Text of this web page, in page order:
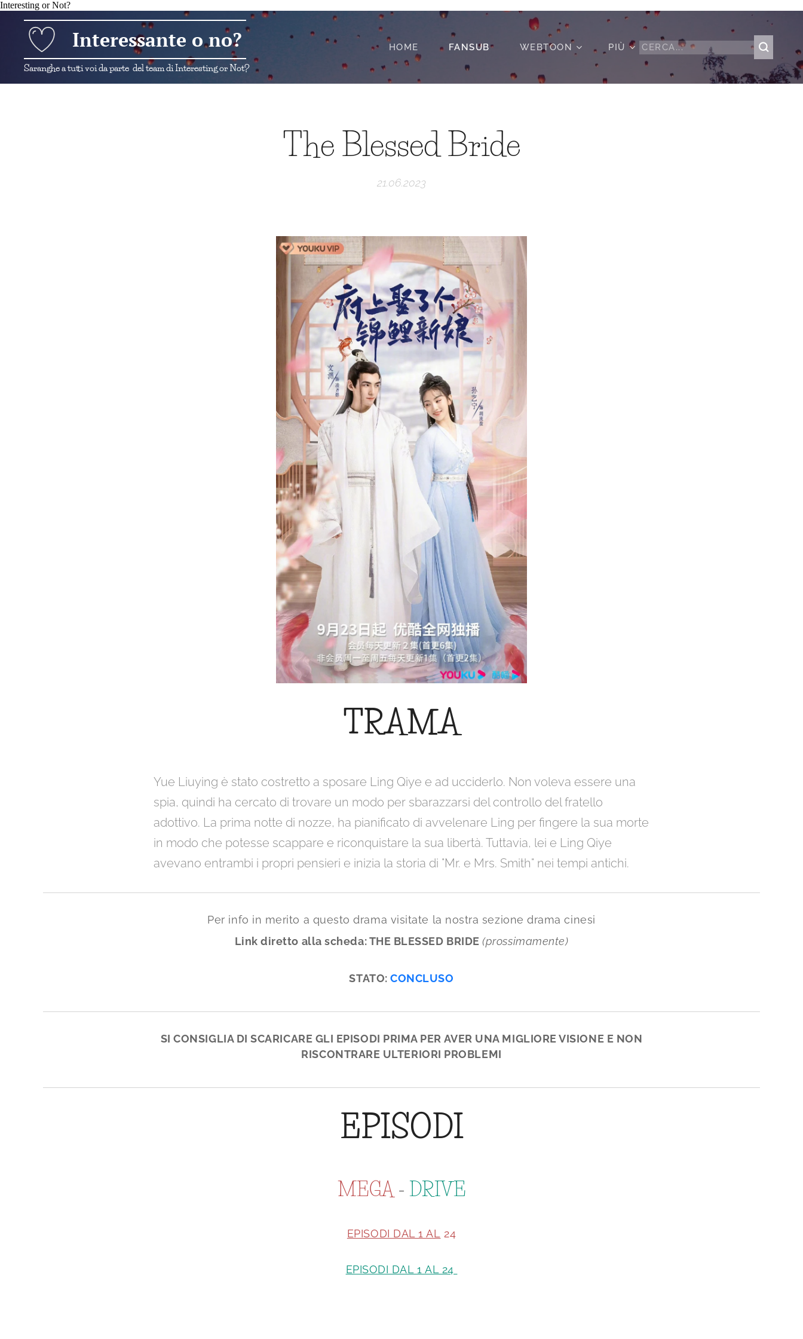
Interesting or Not?
Interessante o no?
Saranghe a tutti voi da parte del team di Interesting or Not?
HOME FANSUB WEBTOON PIÙ
The Blessed Bride
21.06.2023
TRAMA
Yue Liuying è stato costretto a sposare Ling Qiye e ad ucciderlo. Non voleva essere una
spia, quindi ha cercato di trovare un modo per sbarazzarsi del controllo del fratello
adottivo. La prima notte di nozze, ha pianificato di avvelenare Ling per fingere la sua morte
in modo che potesse scappare e riconquistare la sua libertà. Tuttavia, lei e Ling Qiye
avevano entrambi i propri pensieri e inizia la storia di "Mr. e Mrs. Smith" nei tempi antichi.
Per info in merito a questo drama visitate la nostra sezione drama cinesi
Link diretto alla scheda: THE BLESSED BRIDE (prossimamente)
STATO:CONCLUSO
SI CONSIGLIA DI SCARICARE GLI EPISODI PRIMA PER AVER UNA MIGLIORE VISIONE E NON
RISCONTRARE ULTERIORI PROBLEMI
EPISODI
MEGA - DRIVE
EPISODI DAL 1 AL 24
EPISODI DAL 1 AL 24